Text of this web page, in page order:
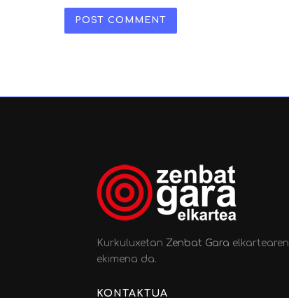
KurkuluxetanZenbat Gara elkartearen
ekimena da.
KONTAKTUA